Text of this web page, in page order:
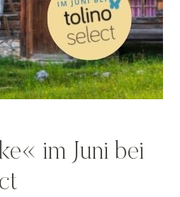
im Juni bei